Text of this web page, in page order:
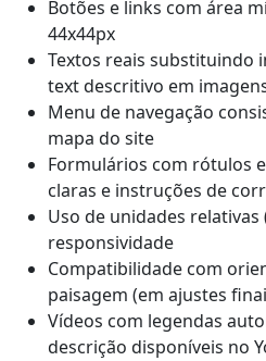
Botões e links com área
44x44px
Textos reais substituindo
text descritivo em
Menu de navegação
mapa do site
Formulários com rótulos
claras e instruções de
Uso de unidades
responsividade
Compatibilidade com
paisagem (em ajustes
Vídeos com legendas
descrição disponíveis no